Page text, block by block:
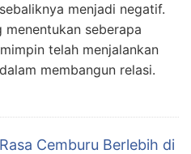
menjadi negatif.
menentukan seberapa
telah menjalankan
membangun relasi.
Cemburu Berlebih di